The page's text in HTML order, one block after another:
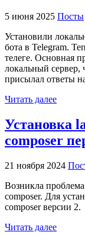
5 июня 2025 Посты
Установили
бота в Telegram.
телеге. Основная
локальный сервер,
присылал ответы
Читать далее
Установка
composer
21 ноября 2024
Возникла
composer. Для
composer версии 2.
Читать далее